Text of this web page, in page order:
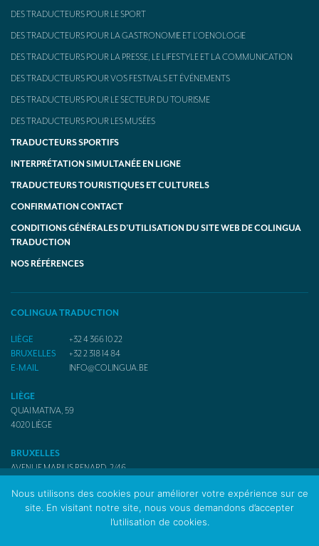
DES TRADUCTEURS POUR LE SPORT
DES TRADUCTEURS POUR LA GASTRONOMIE ET L’OENOLOGIE
DES TRADUCTEURS POUR LA PRESSE, LE LIFESTYLE ET LA COMMUNICATION
DES TRADUCTEURS POUR VOS FESTIVALS ET ÉVÉNEMENTS
DES TRADUCTEURS POUR LE SECTEUR DU TOURISME
DES TRADUCTEURS POUR LES MUSÉES
TRADUCTEURS SPORTIFS
INTERPRÉTATION SIMULTANÉE EN LIGNE
TRADUCTEURS TOURISTIQUES ET CULTURELS
CONFIRMATION CONTACT
CONDITIONS GÉNÉRALES D’UTILISATION DU SITE WEB DE COLINGUA
TRADUCTION
NOS RÉFÉRENCES
COLINGUA TRADUCTION
LIÈGE
+32 4 366 10 22
BRUXELLES
+32 2 318 14 84
E-MAIL
INFO@COLINGUA.BE
LIÈGE
QUAI MATIVA, 59
4020LIÈGE
BRUXELLES
AVENUE MARIUS RENARD, 2/46
Nous utilisons des cookies pour améliorer votre expérience sur ce
site. En visitant notre site, nous vous demandons d’accepter
l’utilisation de cookies.